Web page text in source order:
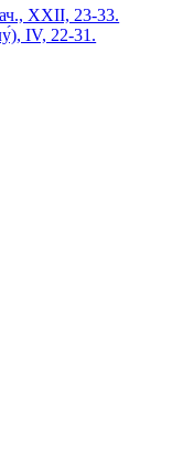
XXII, 23-33.
IV, 22-31.